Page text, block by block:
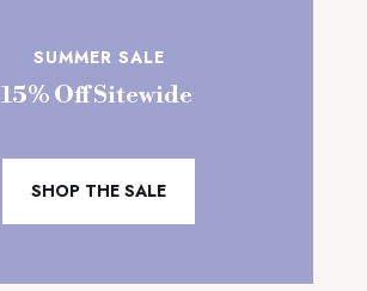
SUMMER SALE
15% Off Sitewide
SHOP THE SALE